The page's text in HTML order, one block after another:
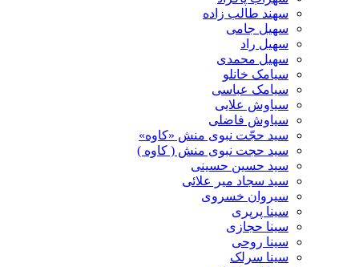
سهند طالب زاده
سهیل جامی
سهیل راد
سهیل محمدی
سیامک خانلو
سیامک عباسی
سیاوش علایی
سیاوش فاضلی
سید حجّت نبوی منش «کاوه»
سید حجت نبوی منش ( کاوه )
سید حسین حسینى
سید سجاد میر علائی
سیروان خسروی
سینا پرپری
سینا حجازی
سینا روحی
سینا سرلک